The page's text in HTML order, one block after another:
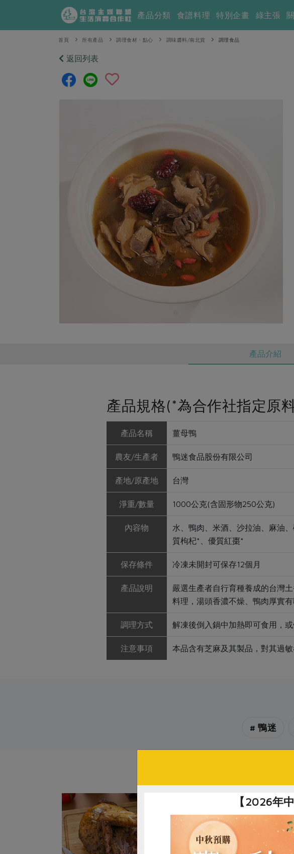
產品分類 食譜料理 特別企畫 綠主張
首頁 所有產品 調理食材・點心 調味醬料/南北貨 調理食品
返回列表
產品介紹
產品規格(*為合作社指定原
產品名稱 薑母鴨
農友/生產者 鴨迷食品股份有限公司
產地/原產地 台灣
淨重/數量 1000公克(含固形物250公克)
內容物
水、鴨肉、米酒、沙拉油、麻油
質枸杞*、優質紅棗*
保存條件 冷凍未開封可保存12個月
產品說明
嚴選生產者自行育種養成的台灣
料理，湯頭香濃不燥、鴨肉厚實
調理方式 解凍後倒入鍋中加熱即可食用，
注意事項 本品含有芝麻及其製品，對其過
# 鴨迷
【2026年